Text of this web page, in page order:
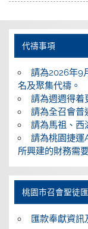
代禱事項
請為2026年9
名及聚集代禱。
請為週週得着
請為全召會普
請為馬祖、西
請為桃園捷運
所興建的財務需
桃園巿召會聖徒
匯款奉獻資